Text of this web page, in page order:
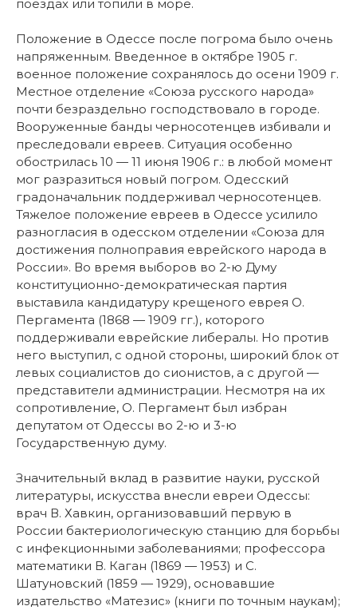
поездах или топили в море.
Положение в Одессе после погрома было очень
напряженным. Введенное в октябре 1905 г.
военное положение сохранялось до осени 1909 г.
Местное отделение «Союза русского народа»
почти безраздельно господствовало в городе.
Вооруженные банды черносотенцев избивали и
преследовали евреев. Ситуация особенно
обострилась 10 — 11 июня 1906 г.: в любой момент
мог разразиться новый погром. Одесский
градоначальник поддерживал черносотенцев.
Тяжелое положение евреев в Одессе усилило
разногласия в одесском отделении «Союза для
достижения полноправия еврейского народа в
России». Во время выборов во 2-ю Думу
конституционно-демократическая партия
выставила кандидатуру крещеного еврея О.
Пергамента (1868 — 1909 гг.), которого
поддерживали еврейские либералы. Но против
него выступил, с одной стороны, широкий блок от
левых социалистов до сионистов, а с другой —
представители администрации. Несмотря на их
сопротивление, О. Пергамент был избран
депутатом от Одессы во 2-ю и 3-ю
Государственную думу.
Значительный вклад в развитие науки, русской
литературы, искусства внесли евреи Одессы:
врач В. Хавкин, организовавший первую в
России бактериологическую станцию для борьбы
с инфекционными заболеваниями; профессора
математики В. Каган (1869 — 1953) и С.
Шатуновский (1859 — 1929), основавшие
издательство «Матезис» (книги по точным наукам);